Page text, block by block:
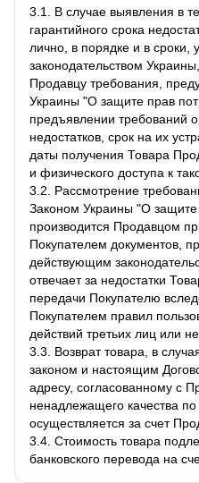
3.1. В случае выявления в
гарантийного срока
лично, в порядке и в сроки,
законодательством
Продавцу требования,
Украины "О защите прав
предъявлении требований
недостатков, срок на их
даты получения Товара
и физического доступа к
3.2. Рассмотрение
Законом Украины "О защите
производится Продавцом
Покупателем документов,
действующим
отвечает за недостатки
передачи Покупателю
Покупателем правил
действий третьих лиц или
3.3. Возврат товара, в
законом и настоящим
адресу, согласованному с
ненадлежащего качества
осуществляется за счет
3.4. Стоимость товара
банковского перевода на